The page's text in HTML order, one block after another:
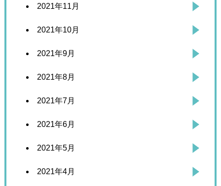
2021年11月
2021年10月
2021年9月
2021年8月
2021年7月
2021年6月
2021年5月
2021年4月